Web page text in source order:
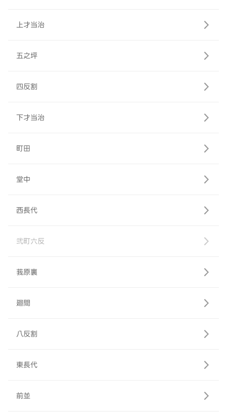
上才当治
五之坪
四反割
下才当治
町田
堂中
西長代
弐町六反
莪原裏
廻間
八反割
東長代
前並